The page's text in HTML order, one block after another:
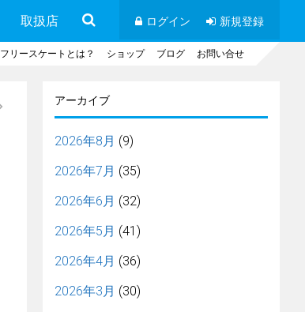
取扱店 ログイン 新規登録
フリースケートとは？ ショップ ブログ お問い合せ
アーカイブ
2026年8月 (9)
2026年7月 (35)
2026年6月 (32)
2026年5月 (41)
2026年4月 (36)
2026年3月 (30)